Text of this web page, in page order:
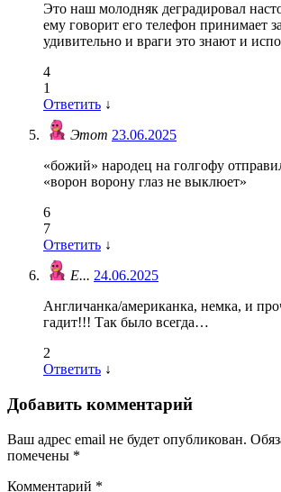
Это наш молодняк деградировал
ему говорит его телефон принимает
удивительно и враги это знают и
4
1
Ответить ↓
Этот 23.06.2025
«божий» народец на голгофу
«ворон ворону глаз не выклюет»
6
7
Ответить ↓
Е... 24.06.2025
Англичанка/американка, немка, и
гадит!!! Так было всегда…
2
Ответить ↓
Добавить комментарий
Ваш адрес email не будет опубликован.
помечены *
Комментарий *